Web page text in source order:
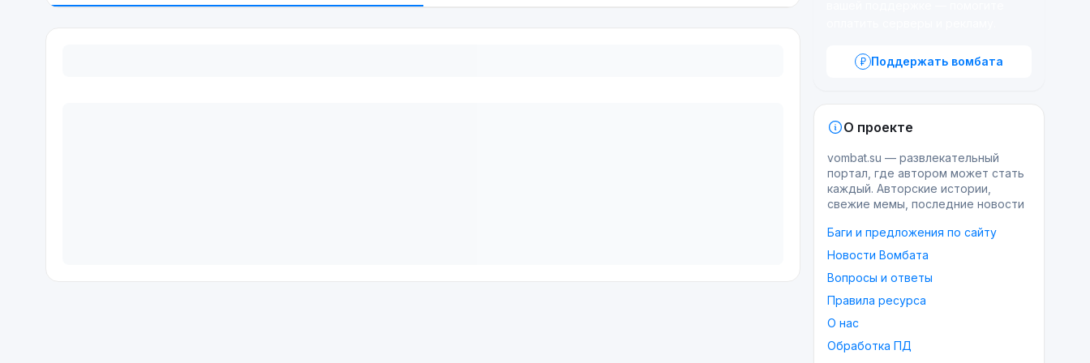
Поддержать вомбата
О проекте
vombat.su — развлекательный
портал, где автором может стать
каждый. Авторские истории,
свежие мемы, последние новости
Баги и предложения по сайту
Новости Вомбата
Вопросы и ответы
Правила ресурса
О нас
Обработка ПД